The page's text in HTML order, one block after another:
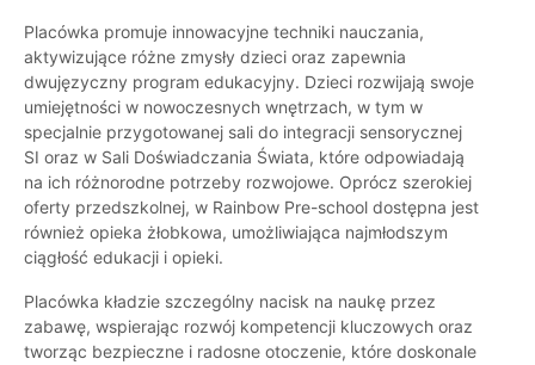
Placówka promuje innowacyjne techniki nauczania,
aktywizujące różne zmysły dzieci oraz zapewnia
dwujęzyczny program edukacyjny. Dzieci rozwijają swoje
umiejętności w nowoczesnych wnętrzach, w tym w
specjalnie przygotowanej sali do integracji sensorycznej
SI oraz w Sali Doświadczania Świata, które odpowiadają
na ich różnorodne potrzeby rozwojowe. Oprócz szerokiej
oferty przedszkolnej, w Rainbow Pre-school dostępna jest
również opieka żłobkowa, umożliwiająca najmłodszym
ciągłość edukacji i opieki.
Placówka kładzie szczególny nacisk na naukę przez
zabawę, wspierając rozwój kompetencji kluczowych oraz
tworząc bezpieczne i radosne otoczenie, które doskonale